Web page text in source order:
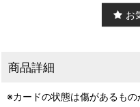
お
商品詳細
※カードの状態は傷があるもの